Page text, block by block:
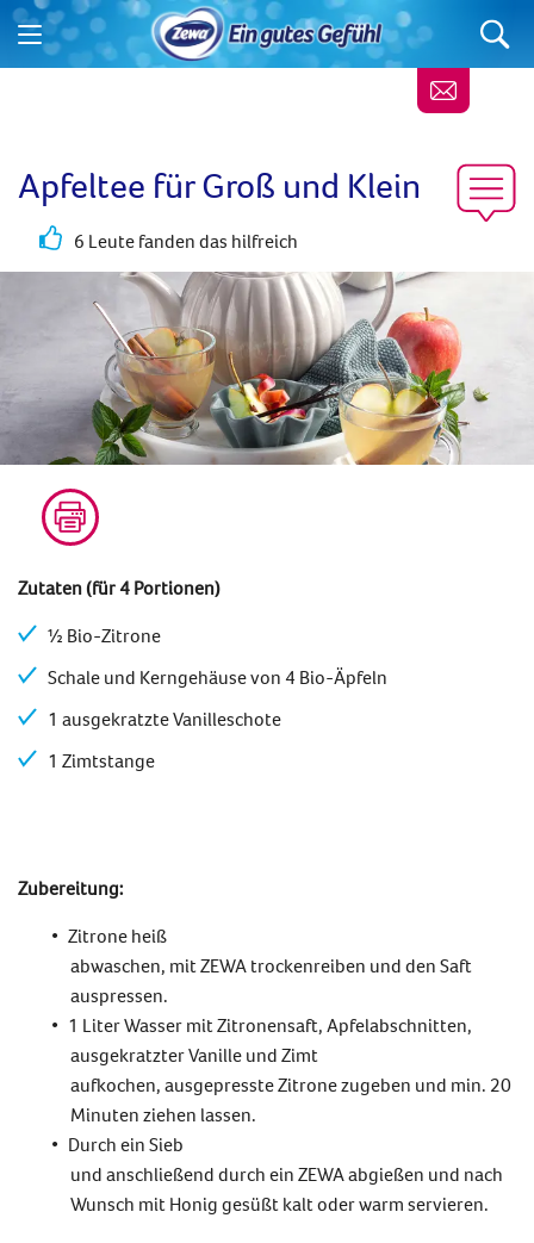
Apfeltee für Groß und Klein
6 Leute fanden das hilfreich
Zutaten (für 4 Portionen)
½ Bio-Zitrone
Schale und Kerngehäuse von 4 Bio-Äpfeln
1 ausgekratzte Vanilleschote
1 Zimtstange
Zubereitung:
Zitrone heiß
abwaschen, mit ZEWA trockenreiben und den Saft
auspressen.
1 Liter Wasser mit Zitronensaft, Apfelabschnitten,
ausgekratzter Vanille und Zimt
aufkochen, ausgepresste Zitrone zugeben und min. 20
Minuten ziehen lassen.
Durch ein Sieb
und anschließend durch ein ZEWA abgießen und nach
Wunsch mit Honig gesüßt kalt oder warm servieren.